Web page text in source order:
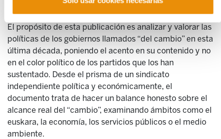
El propósito de esta publicación es analizar y valorar las
políticas de los gobiernos llamados “del cambio” en esta
última década, poniendo el acento en su contenido y no
en el color político de los partidos que los han
sustentado. Desde el prisma de un sindicato
independiente política y económicamente, el
documento trata de hacer un balance honesto sobre el
alcance real del “cambio”, examinando ámbitos como el
euskara, la economía, los servicios públicos o el medio
ambiente.